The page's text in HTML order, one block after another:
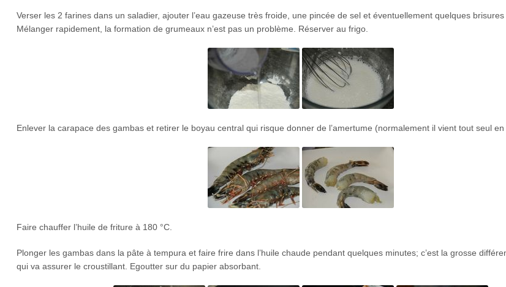
Verser les 2 farines dans un saladier, ajouter l’eau gazeuse très froide, une pincée de sel et éventuellement quelques
Mélanger rapidement, la formation de grumeaux n’est pas un problème. Réserver au frigo.
Enlever la carapace des gambas et retirer le boyau central qui risque donner de l’amertume (normalement il vient tout seul
Faire chauffer l’huile de friture à 180 °C.
Plonger les gambas dans la pâte à tempura et faire frire dans l’huile chaude pendant quelques minutes; c’est la grosse
qui va assurer le croustillant. Egoutter sur du papier absorbant.